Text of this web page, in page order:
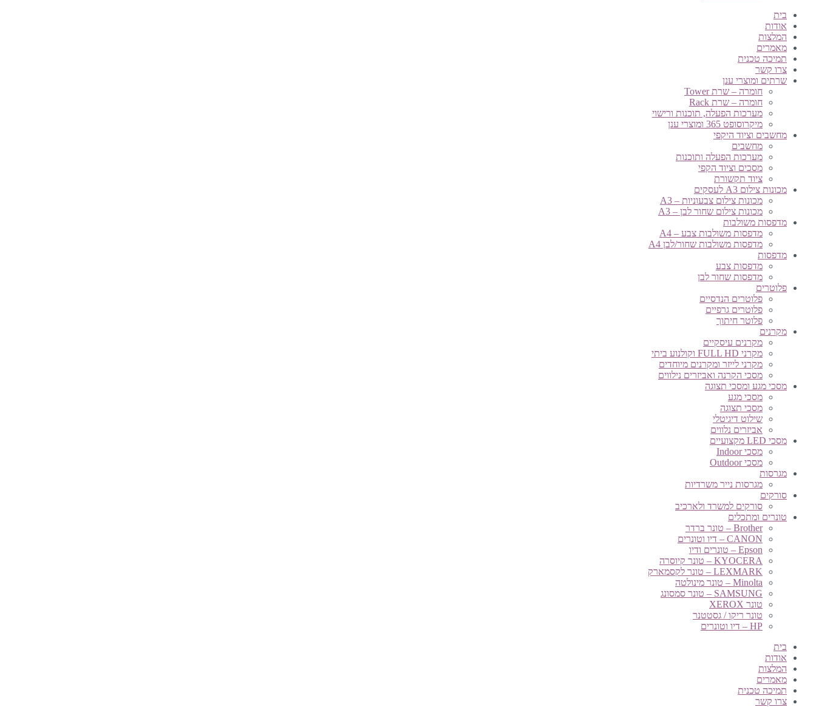
בית
אודות
המלצות
מאמרים
תמיכה טכנית
צרו קשר
שרתים ומוצרי ענן
חומרה – שרת Tower
חומרה – שרת Rack
מערכות הפעלה, תוכנות ורישוי
מיקרוסופט 365 ומוצרי ענן
מחשבים וציוד היקפי
מחשבים
מערכות הפעלה ותוכנות
מסכים וציוד הקפי
ציוד תקשורת
מכונות צילום A3 לעסקים
מכונות צילום צבעוניות – A3
מכונות צילום שחור לבן – A3
מדפסות משולבות
מדפסות משולבות צבע – A4
מדפסות משולבות שחור/לבן A4
מדפסות
מדפסות צבע
מדפסות שחור לבן
פלוטרים
פלוטרים הנדסיים
פלוטרים גרפיים
פלוטר חיתוך
מקרנים
מקרנים עיסקיים
מקרני FULL HD וקולנוע ביתי
מקרני לייזר ומקרנים מיוחדים
מסכי הקרנה ואביזרים נילווים
מסכי מגע ומסכי תצוגה
מסכי מגע
מסכי תצוגה
שילוט דיגיטלי
אביזרים נלווים
מסכי LED מקצועיים
מסכי Indoor
מסכי Outdoor
מגרסות
מגרסות נייר משרדיות
סורקים
סורקים למשרד ולארכיב
טונרים ומתכלים
Brother – טונר ברדר
CANON – דיו וטונרים
Epson – טונרים ודיו
KYOCERA – טונר קיוסרה
LEXMARK – טונר לקסמארק
Minolta – טונר מינולטה
SAMSUNG – טונר סמסונג
טונר XEROX
טונר ריקו / גסטטנר
HP – דיו וטונרים
בית
אודות
המלצות
מאמרים
תמיכה טכנית
צרו קשר